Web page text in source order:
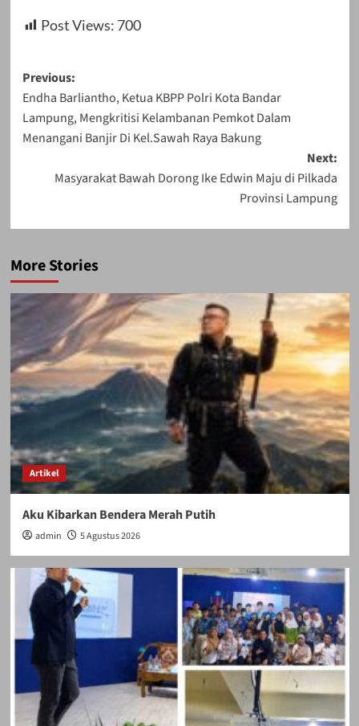
Post Views: 700
Post
navigation
Previous:
Endha Barliantho, Ketua KBPP Polri Kota Bandar
Lampung, Mengkritisi Kelambanan Pemkot Dalam
Menangani Banjir Di Kel.Sawah Raya Bakung
Next:
Masyarakat Bawah Dorong Ike Edwin Maju di Pilkada
Provinsi Lampung
More Stories
Artikel
Aku Kibarkan Bendera Merah Putih
admin 5 Agustus 2026